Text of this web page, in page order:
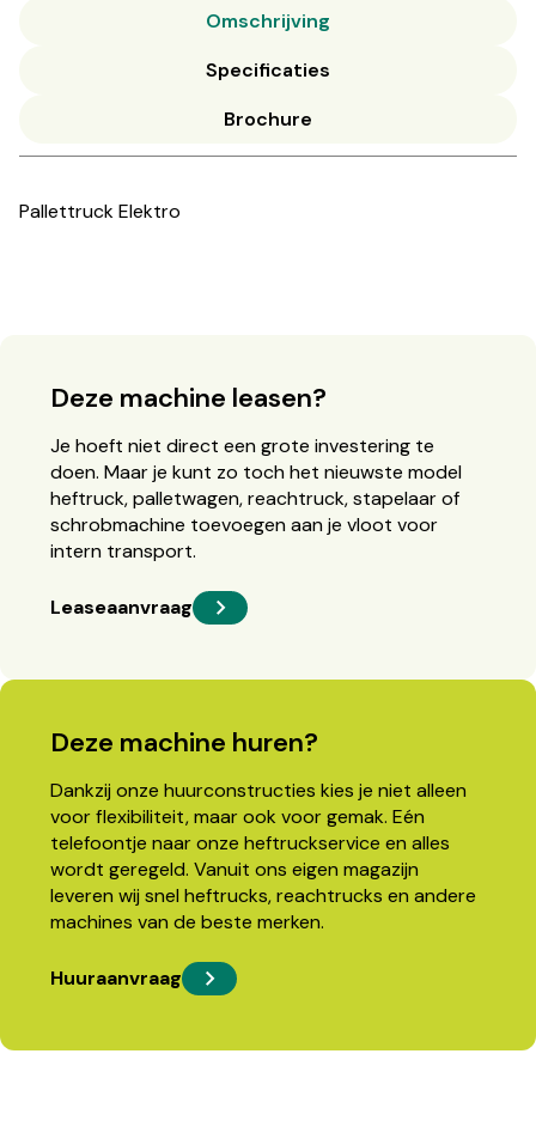
Omschrijving
Specificaties
Brochure
Pallettruck Elektro
Deze machine leasen?
Je hoeft niet direct een grote investering te
doen. Maar je kunt zo toch het nieuwste model
heftruck, palletwagen, reachtruck, stapelaar of
schrobmachine toevoegen aan je vloot voor
intern transport.
Leaseaanvraag
Deze machine huren?
Dankzij onze huurconstructies kies je niet alleen
voor flexibiliteit, maar ook voor gemak. Eén
telefoontje naar onze heftruckservice en alles
wordt geregeld. Vanuit ons eigen magazijn
leveren wij snel heftrucks, reachtrucks en andere
machines van de beste merken.
Huuraanvraag